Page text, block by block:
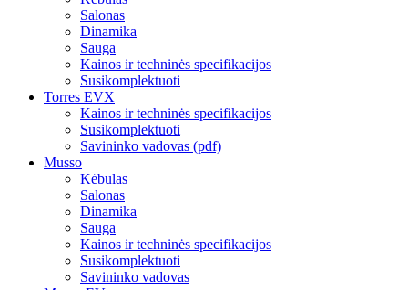
Salonas
Dinamika
Sauga
Kainos ir techninės specifikacijos
Susikomplektuoti
Torres EVX
Kainos ir techninės specifikacijos
Susikomplektuoti
Savininko vadovas (pdf)
Musso
Kėbulas
Salonas
Dinamika
Sauga
Kainos ir techninės specifikacijos
Susikomplektuoti
Savininko vadovas